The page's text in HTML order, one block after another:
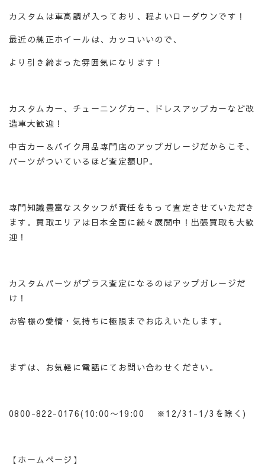
カスタムは車高調が入っており、程よいローダウンです！
最近の純正ホイールは、カッコいいので、
より引き締まった雰囲気になります！
カスタムカー、チューニングカー、ドレスアップカーなど改
造車大歓迎！
中古カー＆バイク用品専門店のアップガレージだからこそ、
パーツがついているほど査定額UP。
専門知識豊富なスタッフが責任をもって査定させていただき
ます。買取エリアは日本全国に続々展開中！出張買取も大歓
迎！
カスタムパーツがプラス査定になるのはアップガレージだ
け！
お客様の愛情・気持ちに極限までお応えいたします。
まずは、お気軽に電話にてお問い合わせください。
0800-822-0176(10:00〜19:00 ※12/31-1/3を除く)
【ホームページ】